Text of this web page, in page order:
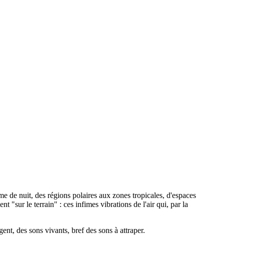
de nuit, des régions polaires aux zones tropicales, d'espaces
"sur le terrain" : ces infimes vibrations de l'air qui, par la
des sons vivants, bref des sons à attraper.